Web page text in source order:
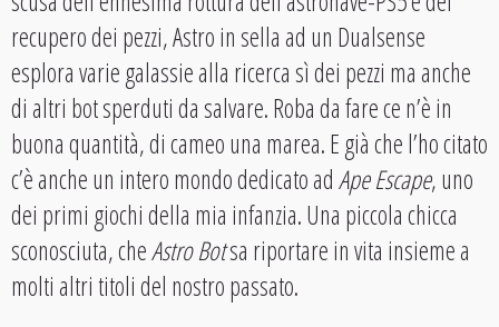
recupero dei pezzi, Astro in sella ad un Dualsense
esplora varie galassie alla ricerca sì dei pezzi ma anche
di altri bot sperduti da salvare. Roba da fare ce n’è in
buona quantità, di cameo una marea. E già che l’ho citato
c’è anche un intero mondo dedicato adApe Escape, uno
dei primi giochi della mia infanzia. Una piccola chicca
sconosciuta, cheAstro Botsa riportare in vita insieme a
molti altri titoli del nostro passato.